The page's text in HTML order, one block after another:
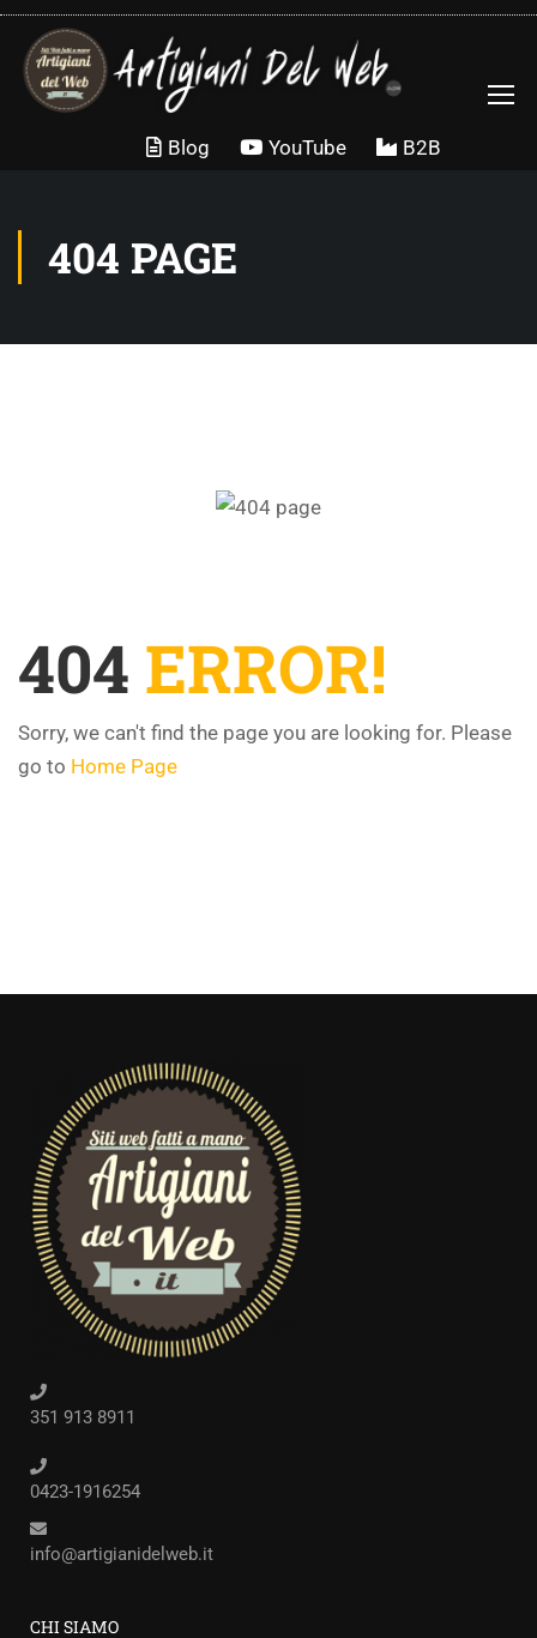
B2B
YouTube
Blog
404 PAGE
404 ERROR!
Sorry, we can't find the page you are looking for. Please
go to Home Page
351 913 8911
0423-1916254
info@artigianidelweb.it
CHI SIAMO